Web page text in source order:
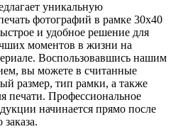
уникальную
фотографий в рамке 30х40
и удобное решение для
моментов в жизни на
Воспользовавшись нашим
вы можете в считанные
размер, тип рамки, а также
печати. Профессиональное
начинается прямо после